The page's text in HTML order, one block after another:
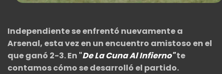
Independiente se enfrentó nuevamente a
Arsenal, esta vez en un encuentro amistoso en el
que ganó 2-3. En "De La Cuna Al Infierno"te
contamos cómo se desarrolló el partido.